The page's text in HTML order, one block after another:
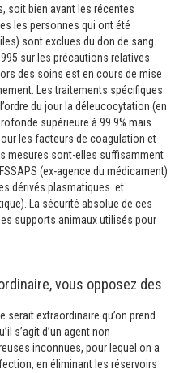
soit bien avant les récentes
les personnes qui ont été
sont exclues du don de sang.
sur les précautions relatives
des soins est en cours de mise
Les traitements spécifiques
du jour la déleucocytation (en
supérieure à 99.9% mais
les facteurs de coagulation et
mesures sont-elles suffisamment
(ex-agence du médicament)
dérivés plasmatiques et
La sécurité absolue de ces
supports animaux utilisés pour
vous opposez des
serait extraordinaire qu’on prend
s’agit d’un agent non
inconnues, pour lequel on a
en éliminant les réservoirs